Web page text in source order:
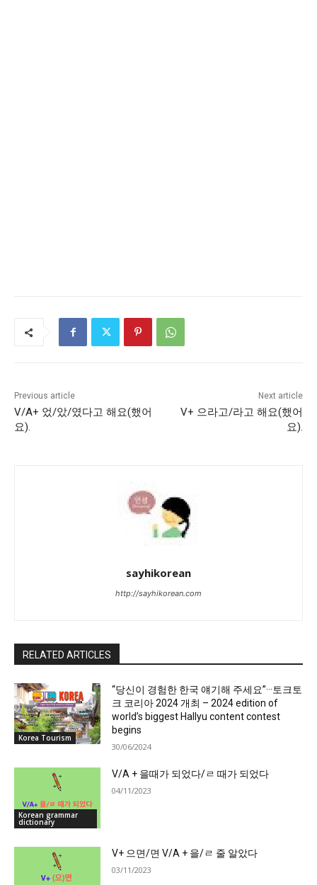
Previous article
V/A+ 었/았/였다고 해요(했어
요).
Next article
V+ 으라고/라고 해요(했어
요).
sayhikorean
http://sayhikorean.com
RELATED ARTICLES
Korea Tourism
“당신이 경험한 한국 얘기해 주세요”···토크토
크 코리아 2024 개최 – 2024 edition of
world’s biggest Hallyu content contest
begins
30/06/2024
Korean grammar
dictionary
V/A + 을때가 되었다/ㄹ 때가 되었다
04/11/2023
V+ 으면/면 V/A + 을/ㄹ 줄 알았다
03/11/2023